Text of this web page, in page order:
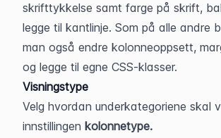
skrifttykkelse samt farge på skrift,
legge til kantlinje. Som på alle andre
man også endre kolonneoppsett,
og legge til egne CSS-klasser.
Visningstype
Velg hvordan underkategoriene skal
innstillingen kolonnetype.